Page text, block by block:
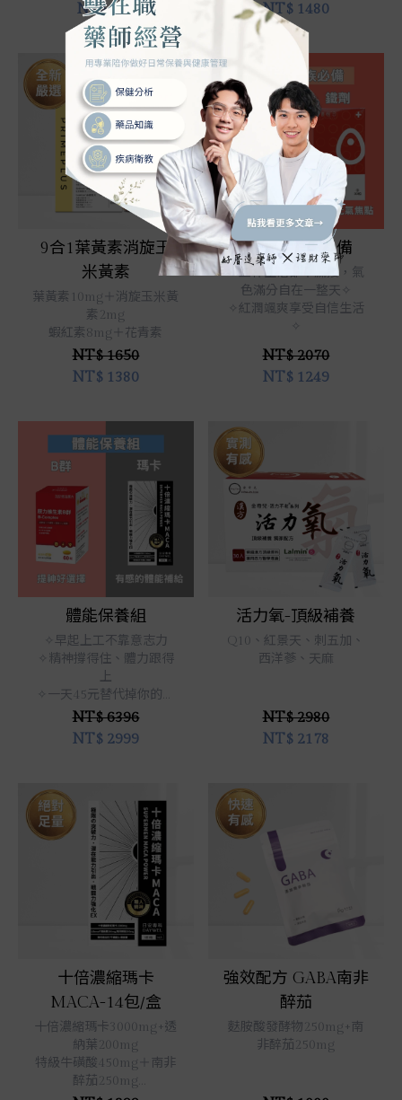
NT$899 NT$ 1480
立即選購
9合1葉黃素消旋玉
米黃素
葉黃素10mg＋消旋玉米黃
素2mg
蝦紅素8mg＋花青素
NT$ 1650
NT$ 1380
立即選購
女性上班族必備
✧工作生活都不漏接，氣
色滿分自在一整天✧
✧紅潤颯爽享受自信生活
NT$ 2070
NT$ 1249
立即選購
體能保養組
✧早起上工不靠意志力
✧精神撐得住、體力跟得
上
✧一天45元替代掉你的咖
啡
NT$ 6396
NT$ 2999
立即選購
活力氧-頂級補養
Q10、紅景天、刺五加、
西洋蔘、天麻
NT$ 2980
NT$ 2178
立即選購
十倍濃縮瑪卡
MACA-14包/盒
十倍濃縮瑪卡3000mg+透
納葉200mg
特級牛磺酸450mg＋南非
醉茄250mg
立即選購
強效配方 GABA南非
醉茄
麩胺酸發酵物250mg+南
非醉茄250mg